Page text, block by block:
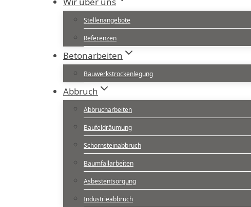
Stellenangebote
Referenzen
Betonarbeiten
Bauwerkstrockenlegung
Abbruch
Abbrucharbeiten
Baufeldräumung
Schornsteinabbruch
Baumfällarbeiten
Asbestentsorgung
Industrieabbruch